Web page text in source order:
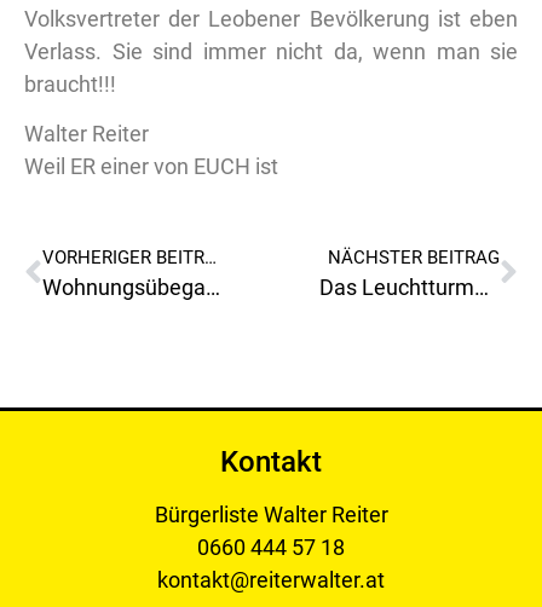
Volksvertreter der Leobener Bevölkerung ist eben
Verlass. Sie sind immer nicht da, wenn man sie
braucht!!!
Walter Reiter
Weil ER einer von EUCH ist
VORHERIGER BEITRAG
Wohnungsübegabe der Stadtgemeinde Leoben ohne Heizkörper!
NÄCHSTER BEITRAG
Das Leuchtturmprojekt von Herrn Bürgermeister Dr.Konrad wird nun bald nicht mehr leuchten!!!
Kontakt
Bürgerliste Walter Reiter
0660 444 57 18
kontakt@reiterwalter.at